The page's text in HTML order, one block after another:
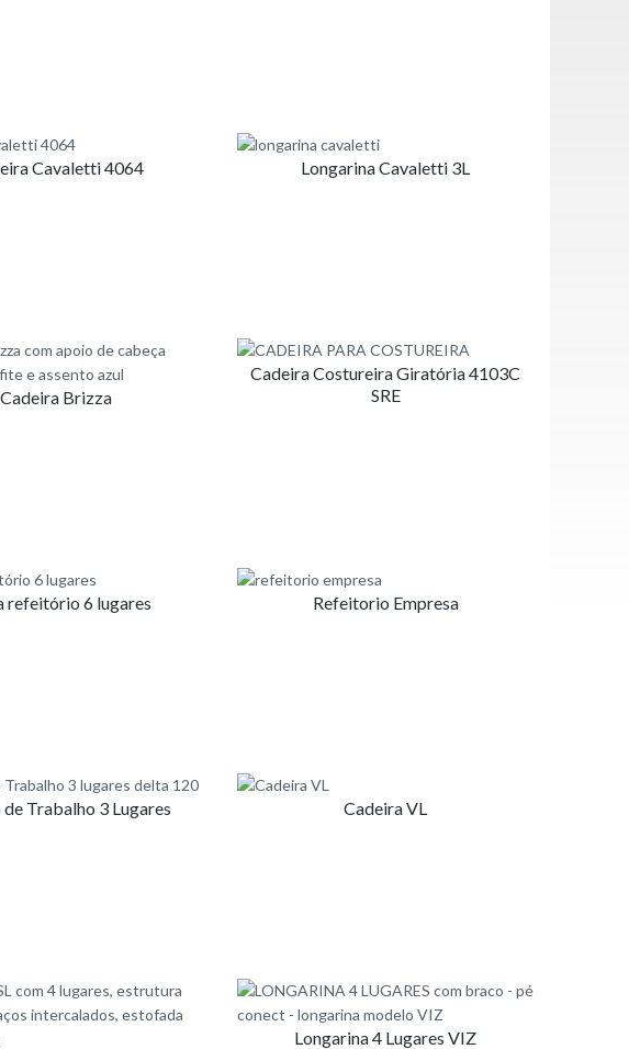
Cavaletti 4064 Longarina Cavaletti 3L
Cadeira Brizza
Cadeira Costureira Giratória 4103C
SRE
refeitório 6 lugares Refeitorio Empresa
de Trabalho 3 Lugares Cadeira VL
Longarina 4 Lugares VIZ